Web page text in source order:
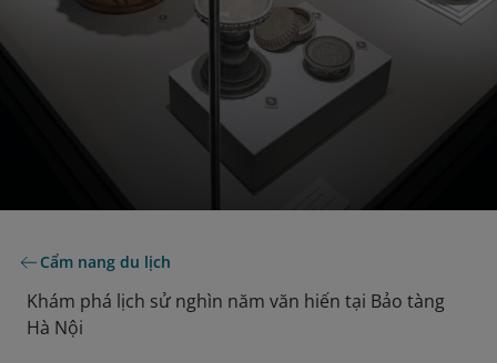
Cẩm nang du lịch
Khám phá lịch sử nghìn năm văn hiến tại Bảo tàng
Hà Nội